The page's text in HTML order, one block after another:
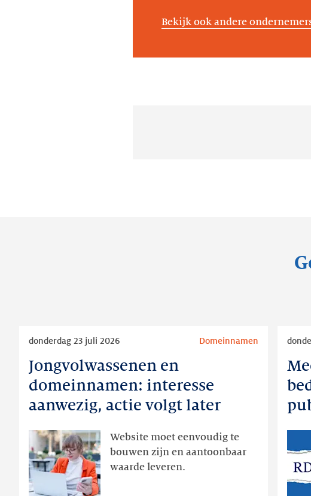
Bekijk ook andere
Jongvolwassenen en
domeinnamen: interesse
aanwezig, actie volgt later
donderdag 23 juli 2026 Domeinnamen
Website moet eenvoudig te
bouwen zijn en aantoonbaar
waarde leveren.
Jongvolwassenen
domeinnamen:
interesse
volgt
later
Meer
dan
bedoeld
via
publieke
RDAP